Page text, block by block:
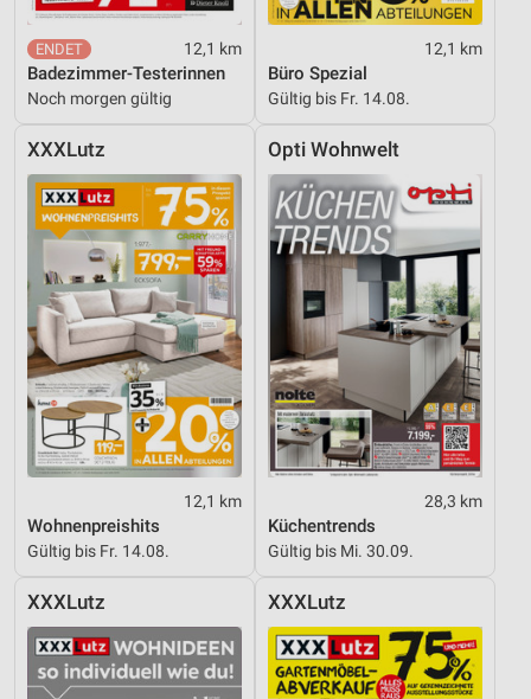
12,1 km
Badezimmer-Testerinnen
Noch morgen gültig
12,1 km
Büro Spezial
Gültig bis Fr. 14.08.
XXXLutz
12,1 km
Wohnenpreishits
Gültig bis Fr. 14.08.
Opti Wohnwelt
28,3 km
Küchentrends
Gültig bis Mi. 30.09.
XXXLutz XXXLutz
Notwendig
Performance
Funktional
Werbung